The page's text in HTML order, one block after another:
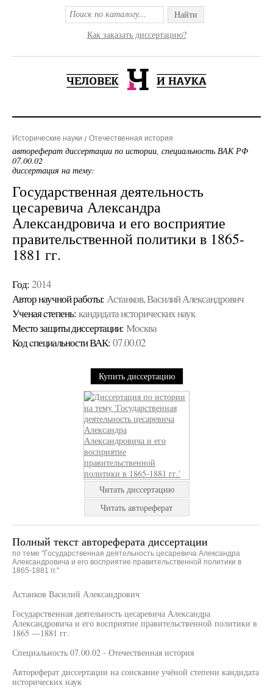
Найти
Как заказать диссертацию?
Исторические науки Отечественная история
автореферат диссертации по истории, специальность ВАК РФ
07.00.02
диссертация на тему:
Государственная деятельность
цесаревича Александра
Александровича и его восприятие
правительственной политики в 1865-
1881 гг.
Год: 2014
Автор научной работы: Астанков, Василий Александрович
Ученая cтепень: кандидата исторических наук
Место защиты диссертации: Москва
Код cпециальности ВАК: 07.00.02
Купить диссертацию
Читать диссертацию
Читать автореферат
Полный текст автореферата диссертации
по теме "Государственная деятельность цесаревича Александра
Александровича и его восприятие правительственной политики в
1865-1881 гг."
Астанков Василий Александрович
Государственная деятельность цесаревича Александра
Александровича и его восприятие правительственной политики в
1865 —1881 гг.
Специальность 07.00.02 - Отечественная история
Автореферат диссертации на соискание учёной степени кандидата
исторических наук